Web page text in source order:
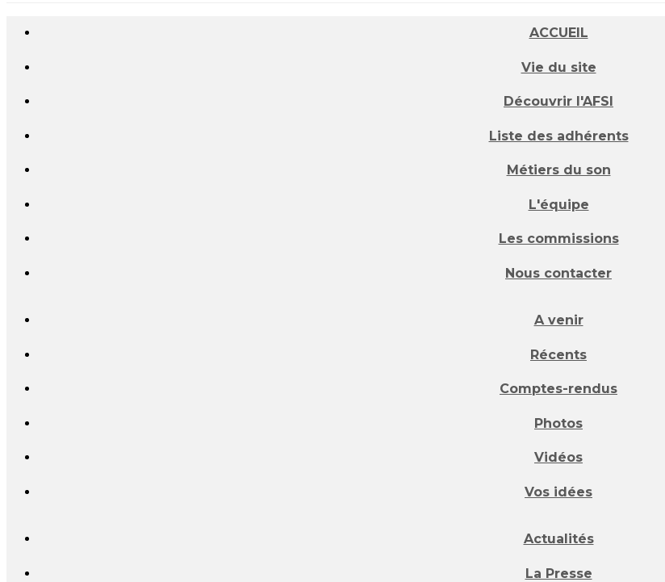
ACCUEIL
Vie du site
Découvrir l'AFSI
Liste des adhérents
Métiers du son
L'équipe
Les commissions
Nous contacter
A venir
Récents
Comptes-rendus
Photos
Vidéos
Vos idées
Actualités
La Presse